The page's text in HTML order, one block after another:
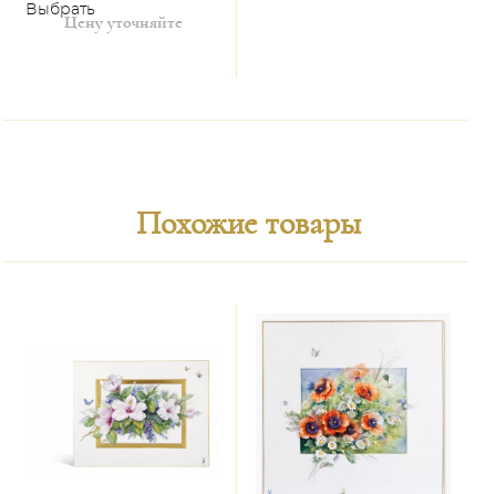
Выбрать
Цену уточняйте
Похожие товары